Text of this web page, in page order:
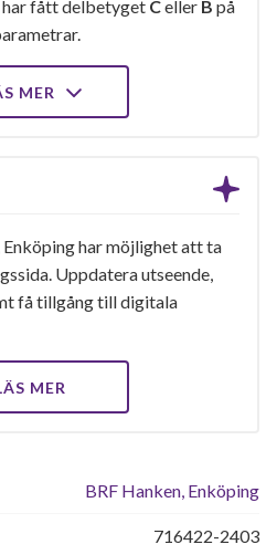
har fått delbetyget Celler B på
MER
Enköping har möjlighet att ta
Uppdatera utseende,
få tillgång till digitala
MER
BRF Hanken, Enköping
716422-2403